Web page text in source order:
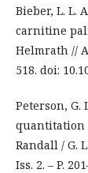
Bieber, L. L.
carnitine
Helmrath //
518. doi:
Peterson,
quantitation
Randall / G.
Iss. 2. – P.